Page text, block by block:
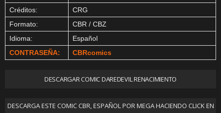
Créditos:
CRG
Formato:
CBR / CBZ
Idioma:
Español
CONTRASEÑA:
CBRcomics
DESCARGAR COMIC DAREDEVIL RENACIMIENTO
DESCARGA ESTE COMIC CBR, ESPAÑOL POR MEGA HACIENDO CLICK EN